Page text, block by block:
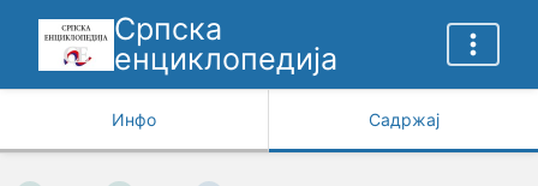
Српска
енциклопедија
Инфо Садржај